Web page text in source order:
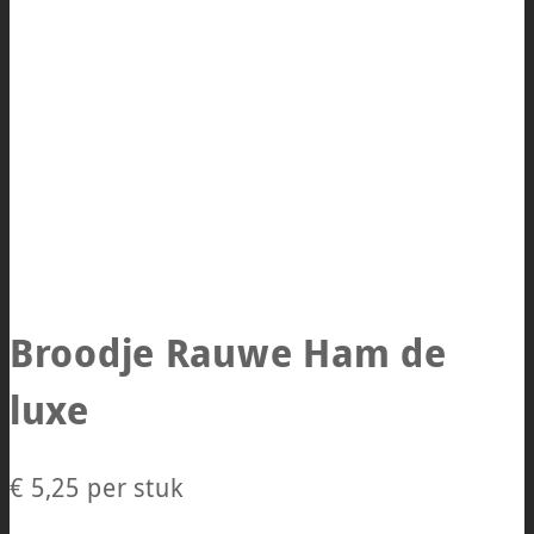
Broodje Rauwe Ham de
luxe
€ 5,25 per stuk